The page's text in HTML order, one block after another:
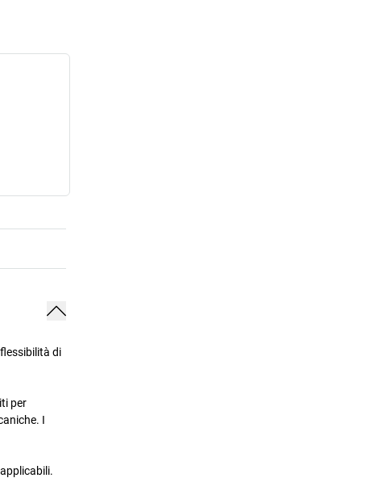
di
per
I